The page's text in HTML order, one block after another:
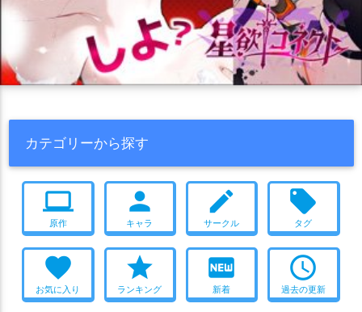
カテゴリーから探す
computer
原作
person
キャラ
create
サークル
local_offer
タグ
favorite
お気に入り
star
ランキング
fiber_new
新着
access_time
過去の更新